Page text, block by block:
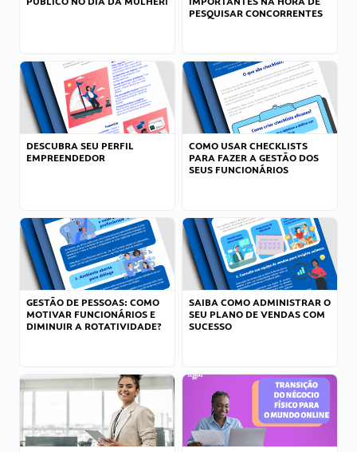
PESQUISAR CONCORRENTES
DESCUBRA SEU PERFIL
EMPREENDEDOR
COMO USAR CHECKLISTS
PARA FAZER A GESTÃO DOS
SEUS FUNCIONÁRIOS
GESTÃO DE PESSOAS: COMO
MOTIVAR FUNCIONÁRIOS E
DIMINUIR A ROTATIVIDADE?
SAIBA COMO ADMINISTRAR O
SEU PLANO DE VENDAS COM
SUCESSO